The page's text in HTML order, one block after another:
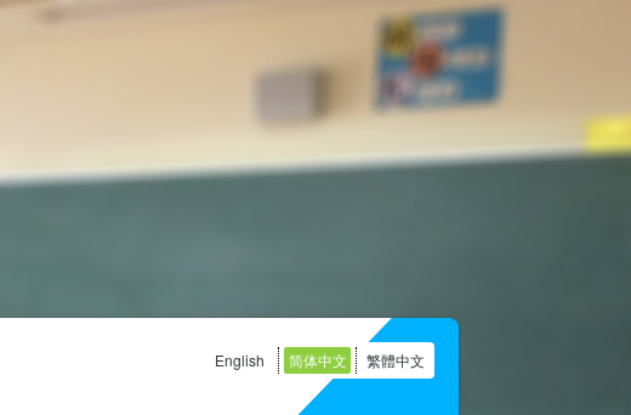
English 简体中文 繁體中文